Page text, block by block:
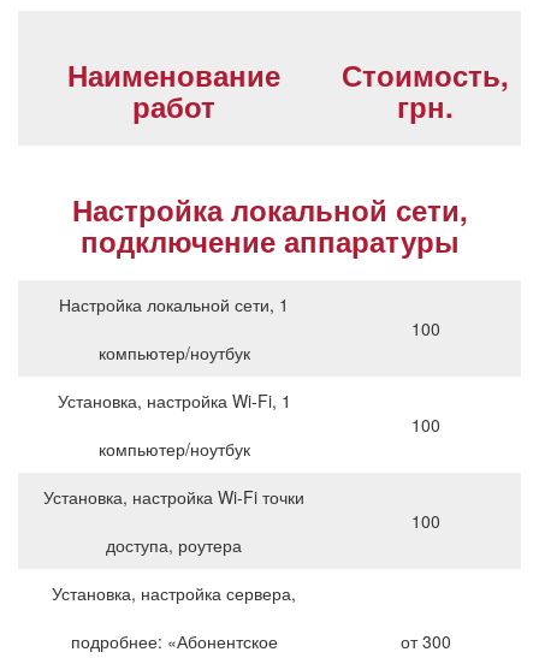
Наименование
работ
Стоимость,
грн.
Настройка локальной сети,
подключение аппаратуры
Настройка локальной сети, 1
компьютер/ноутбук
100
Установка, настройка Wi-Fi, 1
компьютер/ноутбук
100
Установка, настройка Wi-Fi точки
доступа, роутера
100
Установка, настройка сервера,
подробнее: «Абонентское
от 300